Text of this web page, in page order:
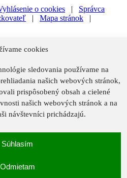
cookies
sledovania používame na
našich webových stránok,
prispôsobený obsah a cielené
našich webových stránok a na
návštevníci prichádzajú.
Súhlasím
Odmietam
o cookies | Správca
| Mapa stránok |
Vyhlásenie o cookies
Mapa stránok|Ochrana osobných